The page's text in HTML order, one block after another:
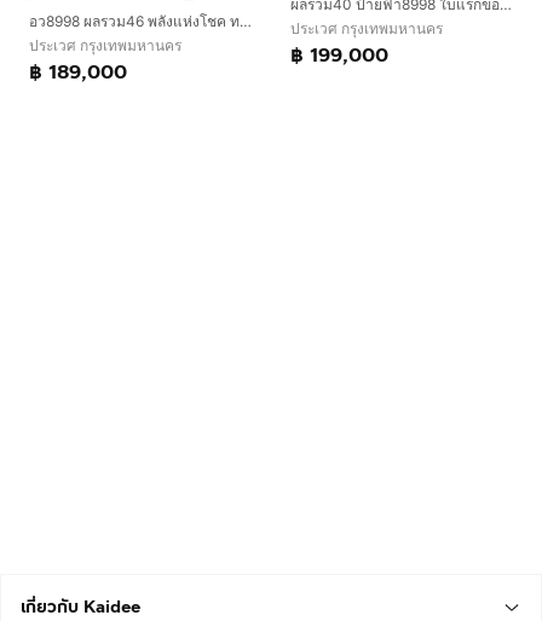
อว8998 ผลรวม46 พลังแห่งโชค​ ทะเบียนรถตู้8998 ทะเบียนป้ายฟ้า8998 ป้ายฟ้ารถตู้8998 หาทะเบียน8998ใส่รถตู้ต้องเลขนี้เฮงปังสุดยอด​ เจ้าของขายเอง
ประเวศ กรุงเทพมหานคร
฿ 189,000
ผลรวม40 ป้ายฟ้า8998 ใบแรกของประเทศไทย​ นก8998 ทะเบียนรถตู้ป้ายฟ้า8998​ ป้ายฟ้ารถตู้8998 ทะเบียนมงคลรถตู้ เจ้าของขายเอง​ รับประกันความชัวร์
ประเวศ กรุงเทพมหานคร
฿ 199,000
เกี่ยวกับ Kaidee